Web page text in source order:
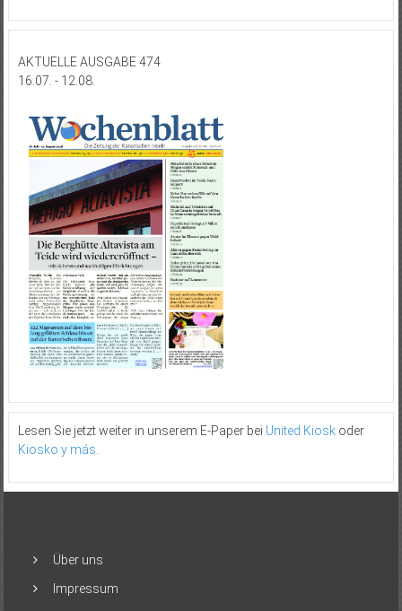
AKTUELLE AUSGABE 474
16.07. - 12.08.
Lesen Sie jetzt weiter in unserem E-Paper bei United Kioskoder
Kiosko y más.
Über uns
Impressum